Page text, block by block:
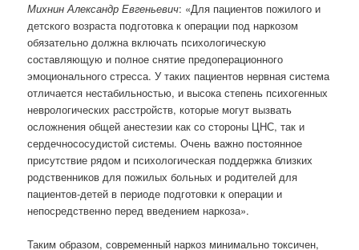
Михнин Александр Евгеньевич: «Для пациентов пожилого и
детского возраста подготовка к операции под наркозом
обязательно должна включать психологическую
составляющую и полное снятие предоперационного
эмоционального стресса. У таких пациентов нервная система
отличается нестабильностью, и высока степень психогенных
неврологических расстройств, которые могут вызвать
осложнения общей анестезии как со стороны ЦНС, так и
сердечнососудистой системы. Очень важно постоянное
присутствие рядом и психологическая поддержка близких
родственников для пожилых больных и родителей для
пациентов-детей в периоде подготовки к операции и
непосредственно перед введением наркоза».
Таким образом, современный наркоз минимально токсичен,